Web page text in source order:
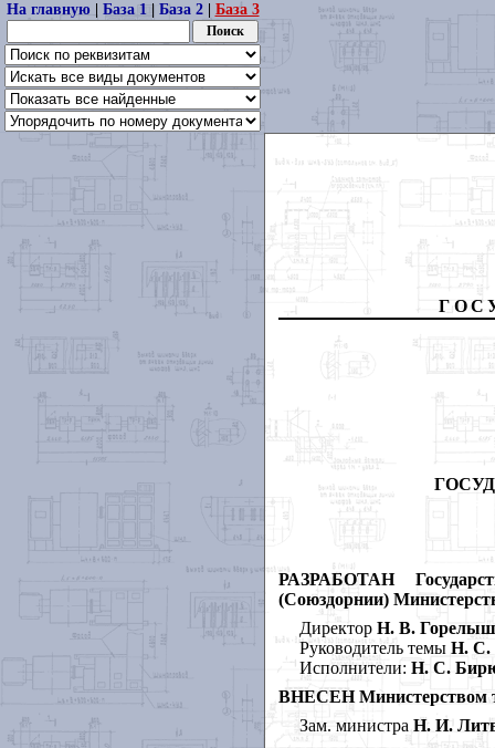
На главную| База 1| База 2| База 3
РАЗРАБОТАН
(Союздорнии)
ДиректорН. В.
Руководитель темыН. С.
Исполнители: Н. С.
ВНЕСЕН Министерством
Зам. министра Н. И.